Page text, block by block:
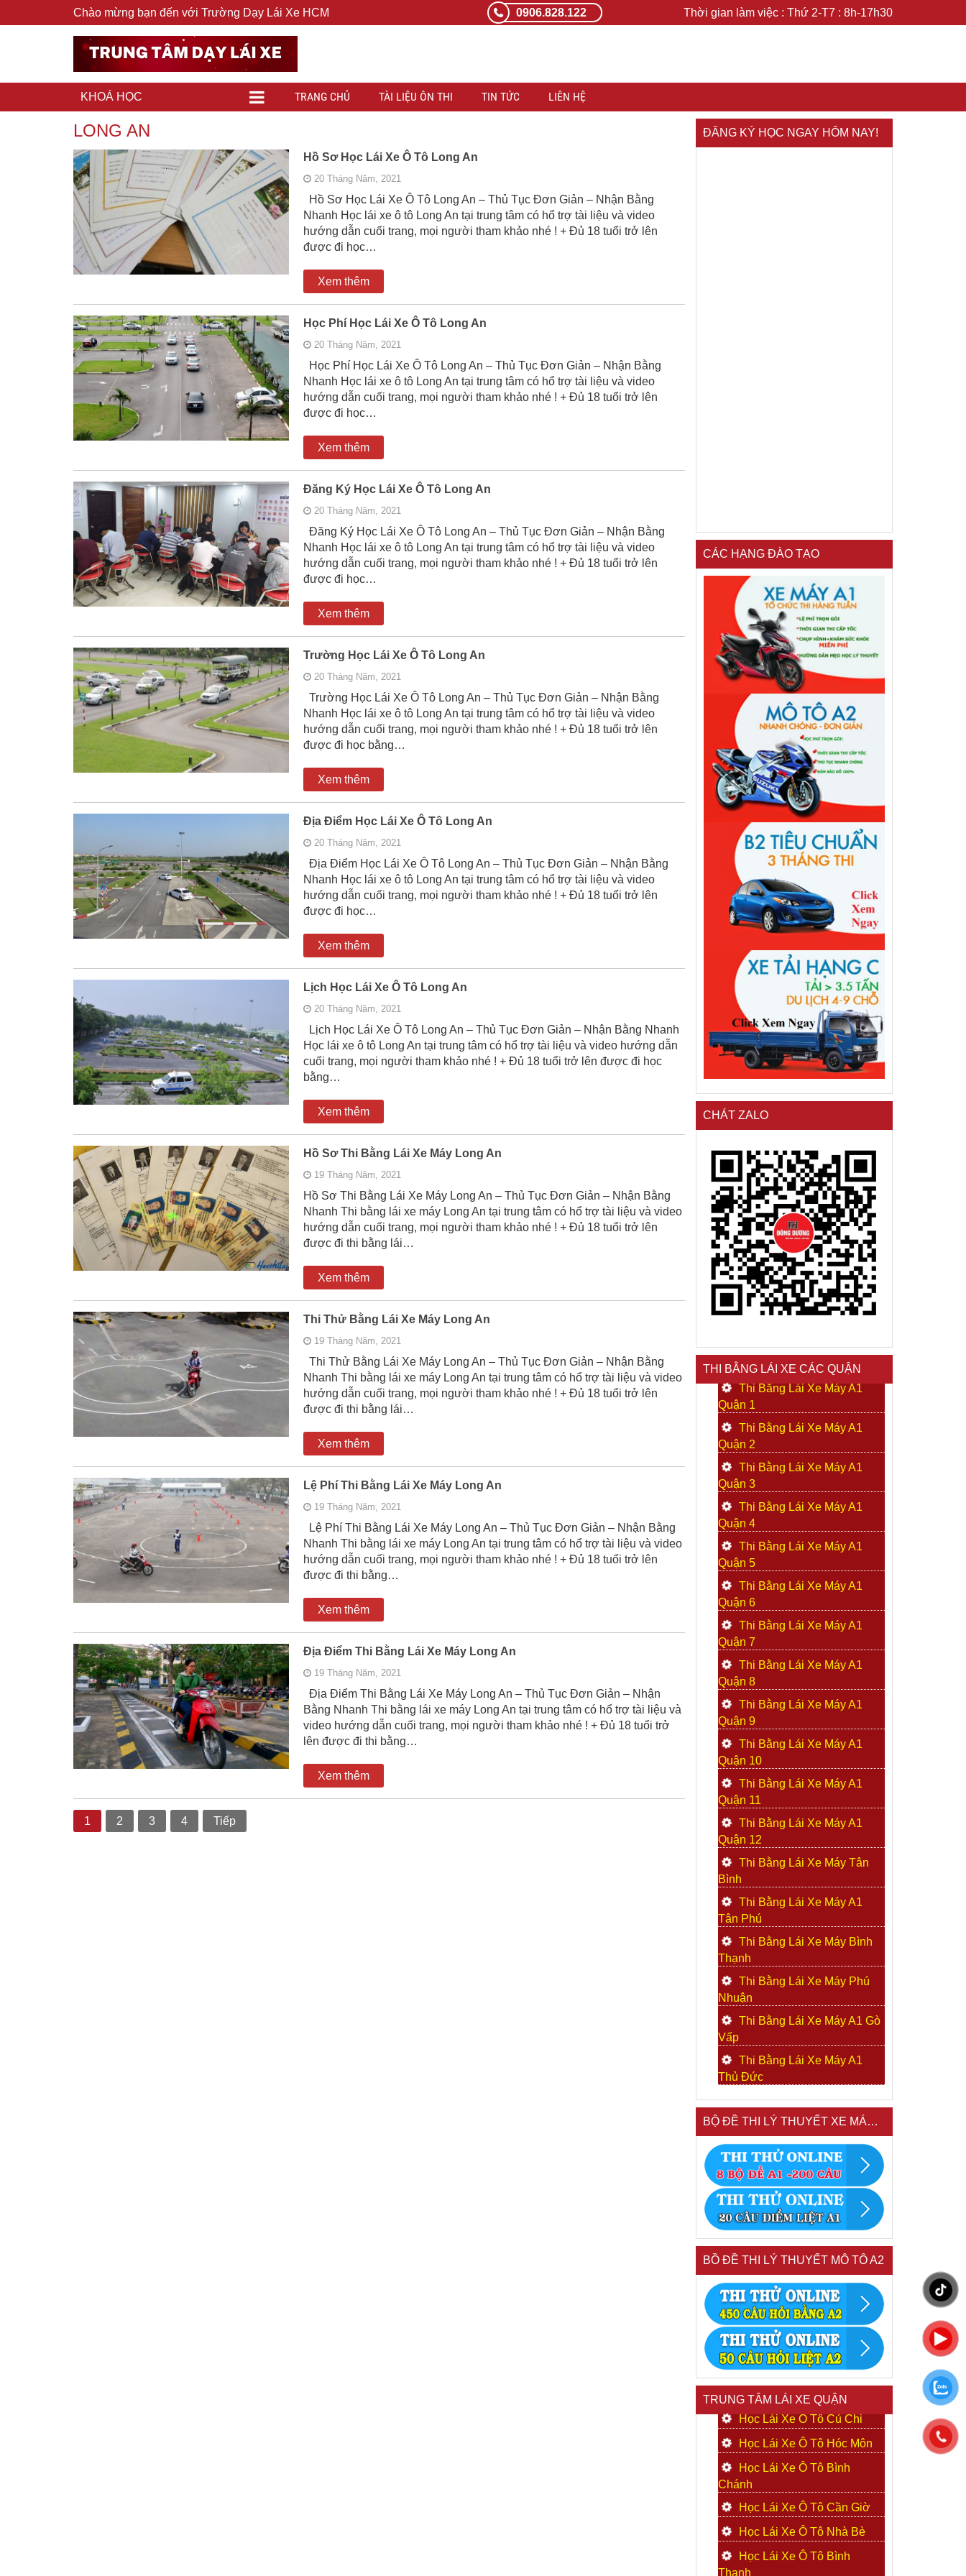
Chào mừng bạn đến với Trường Dạy Lái Xe HCM 0906.828.122 Thời gian làm việc : Thứ 2-T7 : 8h-17h30
KHOÁ HỌC TRANG CHỦ TÀI LIỆU ÔN THI TIN TỨC LIÊN HỆ
LONG AN
Hồ Sơ Học Lái Xe Ô Tô Long An
20 Tháng Năm, 2021
Hồ Sơ Học Lái Xe Ô Tô Long An – Thủ Tục Đơn Giản – Nhận Bằng
Nhanh Học lái xe ô tô Long An tại trung tâm có hổ trợ tài liệu và video
hướng dẫn cuối trang, mọi người tham khảo nhé ! + Đủ 18 tuổi trở lên
được đi học…
Xem thêm
Học Phí Học Lái Xe Ô Tô Long An
20 Tháng Năm, 2021
Học Phí Học Lái Xe Ô Tô Long An – Thủ Tục Đơn Giản – Nhận Bằng
Nhanh Học lái xe ô tô Long An tại trung tâm có hổ trợ tài liệu và video
hướng dẫn cuối trang, mọi người tham khảo nhé ! + Đủ 18 tuổi trở lên
được đi học…
Xem thêm
Đăng Ký Học Lái Xe Ô Tô Long An
20 Tháng Năm, 2021
Đăng Ký Học Lái Xe Ô Tô Long An – Thủ Tục Đơn Giản – Nhận Bằng
Nhanh Học lái xe ô tô Long An tại trung tâm có hổ trợ tài liệu và video
hướng dẫn cuối trang, mọi người tham khảo nhé ! + Đủ 18 tuổi trở lên
được đi học…
Xem thêm
Trường Học Lái Xe Ô Tô Long An
20 Tháng Năm, 2021
Trường Học Lái Xe Ô Tô Long An – Thủ Tục Đơn Giản – Nhận Bằng
Nhanh Học lái xe ô tô Long An tại trung tâm có hổ trợ tài liệu và video
hướng dẫn cuối trang, mọi người tham khảo nhé ! + Đủ 18 tuổi trở lên
được đi học bằng…
Xem thêm
Địa Điểm Học Lái Xe Ô Tô Long An
20 Tháng Năm, 2021
Địa Điểm Học Lái Xe Ô Tô Long An – Thủ Tục Đơn Giản – Nhận Bằng
Nhanh Học lái xe ô tô Long An tại trung tâm có hổ trợ tài liệu và video
hướng dẫn cuối trang, mọi người tham khảo nhé ! + Đủ 18 tuổi trở lên
được đi học…
Xem thêm
Lịch Học Lái Xe Ô Tô Long An
20 Tháng Năm, 2021
Lịch Học Lái Xe Ô Tô Long An – Thủ Tục Đơn Giản – Nhận Bằng Nhanh
Học lái xe ô tô Long An tại trung tâm có hổ trợ tài liệu và video hướng dẫn
cuối trang, mọi người tham khảo nhé ! + Đủ 18 tuổi trở lên được đi học
bằng…
Xem thêm
Hồ Sơ Thi Bằng Lái Xe Máy Long An
19 Tháng Năm, 2021
Hồ Sơ Thi Bằng Lái Xe Máy Long An – Thủ Tục Đơn Giản – Nhận Bằng
Nhanh Thi bằng lái xe máy Long An tại trung tâm có hổ trợ tài liệu và video
hướng dẫn cuối trang, mọi người tham khảo nhé ! + Đủ 18 tuổi trở lên
được đi thi bằng lái…
Xem thêm
Thi Thử Bằng Lái Xe Máy Long An
19 Tháng Năm, 2021
Thi Thử Bằng Lái Xe Máy Long An – Thủ Tục Đơn Giản – Nhận Bằng
Nhanh Thi bằng lái xe máy Long An tại trung tâm có hổ trợ tài liệu và video
hướng dẫn cuối trang, mọi người tham khảo nhé ! + Đủ 18 tuổi trở lên
được đi thi bằng lái…
Xem thêm
Lệ Phí Thi Bằng Lái Xe Máy Long An
19 Tháng Năm, 2021
Lệ Phí Thi Bằng Lái Xe Máy Long An – Thủ Tục Đơn Giản – Nhận Bằng
Nhanh Thi bằng lái xe máy Long An tại trung tâm có hổ trợ tài liệu và video
hướng dẫn cuối trang, mọi người tham khảo nhé ! + Đủ 18 tuổi trở lên
được đi thi bằng…
Xem thêm
Địa Điểm Thi Bằng Lái Xe Máy Long An
19 Tháng Năm, 2021
Địa Điểm Thi Bằng Lái Xe Máy Long An – Thủ Tục Đơn Giản – Nhận
Bằng Nhanh Thi bằng lái xe máy Long An tại trung tâm có hổ trợ tài liệu và
video hướng dẫn cuối trang, mọi người tham khảo nhé ! + Đủ 18 tuổi trở
lên được đi thi bằng…
Xem thêm
1 2 3 4 Tiếp
ĐĂNG KÝ HỌC NGAY HÔM NAY!
CÁC HẠNG ĐÀO TẠO
CHÁT ZALO
THI BẰNG LÁI XE CÁC QUẬN
Thi Bằng Lái Xe Máy A1
Quận 1
Thi Bằng Lái Xe Máy A1
Quận 2
Thi Bằng Lái Xe Máy A1
Quận 3
Thi Bằng Lái Xe Máy A1
Quận 4
Thi Bằng Lái Xe Máy A1
Quận 5
Thi Bằng Lái Xe Máy A1
Quận 6
Thi Bằng Lái Xe Máy A1
Quận 7
Thi Bằng Lái Xe Máy A1
Quận 8
Thi Bằng Lái Xe Máy A1
Quận 9
Thi Bằng Lái Xe Máy A1
Quận 10
Thi Bằng Lái Xe Máy A1
Quận 11
Thi Bằng Lái Xe Máy A1
Quận 12
Thi Bằng Lái Xe Máy Tân
Bình
Thi Bằng Lái Xe Máy A1
Tân Phú
Thi Bằng Lái Xe Máy Bình
Thạnh
Thi Bằng Lái Xe Máy Phú
Nhuận
Thi Bằng Lái Xe Máy A1 Gò
Vấp
Thi Bằng Lái Xe Máy A1
Thủ Đức
BỘ ĐỀ THI LÝ THUYẾT XE MÁY A1
BỒ ĐỀ THI LÝ THUYẾT MÔ TÔ A2
TRUNG TÂM LÁI XE QUẬN
Học Lái Xe Ô Tô Củ Chi
Học Lái Xe Ô Tô Hóc Môn
Học Lái Xe Ô Tô Bình
Chánh
Học Lái Xe Ô Tô Cần Giờ
Học Lái Xe Ô Tô Nhà Bè
Học Lái Xe Ô Tô Bình
Thạnh